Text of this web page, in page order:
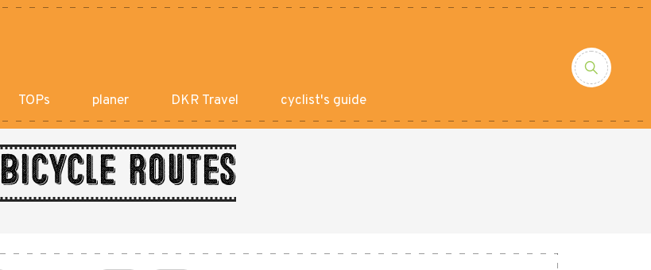
TOPs planer DKR Travel cyclist's guide
Bicycle routes